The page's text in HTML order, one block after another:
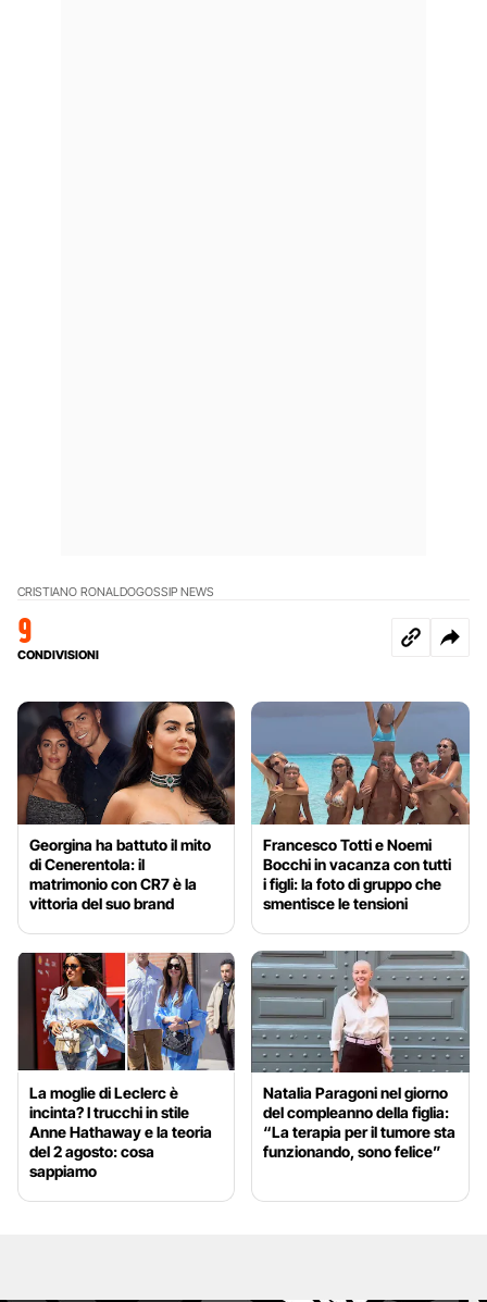
CRISTIANO RONALDOGOSSIP NEWS
9
CONDIVISIONI
Georgina ha battuto il mito
di Cenerentola: il
matrimonio con CR7 è la
vittoria del suo brand
Francesco Totti e Noemi
Bocchi in vacanza con tutti
i figli: la foto di gruppo che
smentisce le tensioni
La moglie di Leclerc è
incinta? I trucchi in stile
Anne Hathaway e la teoria
del 2 agosto: cosa
sappiamo
Natalia Paragoni nel giorno
del compleanno della figlia:
“La terapia per il tumore sta
funzionando, sono felice”